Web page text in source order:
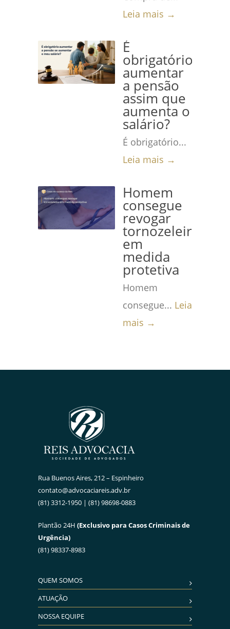
Leia mais →
É
obrigatório
aumentar
a pensão
assim que
aumenta o
salário?
É obrigatório...
Leia mais →
Homem
consegue
revogar
tornozeleira
em
medida
protetiva
Homem
consegue... Leia
mais →
Rua Buenos Aires, 212 – Espinheiro
contato@advocaciareis.adv.br
(81) 3312-1950 | (81) 98698-0883
Plantão 24H (Exclusivo para Casos Criminais de
Urgência)
(81) 98337-8983
QUEM SOMOS
ATUAÇÃO
NOSSA EQUIPE